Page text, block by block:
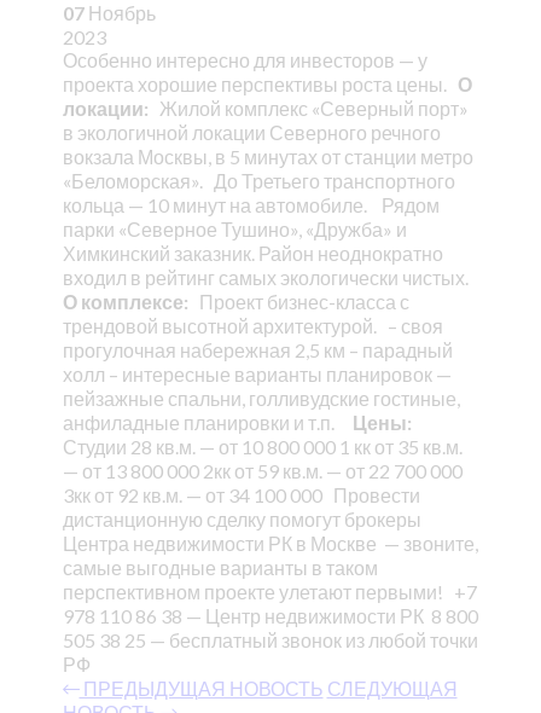
07 Ноябрь
2023
Особенно интересно для инвесторов — у
проекта хорошие перспективы роста цены. О
локации: Жилой комплекс «Северный порт»
в экологичной локации Северного речного
вокзала Москвы, в 5 минутах от станции метро
«Беломорская». До Третьего транспортного
кольца — 10 минут на автомобиле.
Рядом
парки «Северное Тушино», «Дружба» и
Химкинский заказник. Район неоднократно
входил в рейтинг самых экологически чистых.
О комплексе: Проект бизнес-класса с
трендовой высотной архитектурой. – своя
прогулочная набережная 2,5 км – парадный
холл – интересные варианты планировок —
пейзажные спальни, голливудские гостиные,
анфиладные планировки и т.п.
Цены:
Студии 28 кв.м. — от 10 800 000 1 кк от 35 кв.м.
— от 13 800 000 2кк от 59 кв.м. — от 22 700 000
3кк от 92 кв.м. — от 34 100 000 Провести
дистанционную сделку помогут брокеры
Центра недвижимости РК в Москве — звоните,
самые выгодные варианты в таком
перспективном проекте улетают первыми! +7
978 110 86 38 — Центр недвижимости РК 8 800
505 38 25 — бесплатный звонок из любой точки
РФ
ПРЕДЫДУЩАЯ НОВОСТЬ СЛЕДУЮЩАЯ